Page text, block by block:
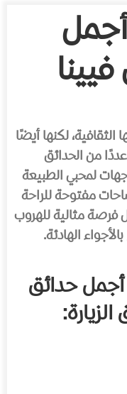
الثقافية، لكنها أيضًا
من الحدائق
لمحبي الطبيعة
مفتوحة للراحة
فرصة مثالية للهروب
الهادئة.
حدائق